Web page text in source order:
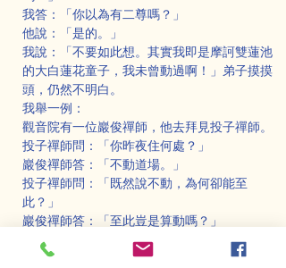
我答：「你以為有二尊嗎？」
他說：「是的。」
我說：「不要如此想。其實我即是摩訶雙蓮池
的大白蓮花童子，我未曾動過啊！」弟子摸摸
頭，仍然不明白。
我舉一例：
觀音院有一位巖俊禪師，他去拜見投子禪師。
投子禪師問：「你昨夜住何處？」
巖俊禪師答：「不動道場。」
投子禪師問：「既然說不動，為何卻能至
此？」
巖俊禪師答：「至此豈是算動嗎？」
投子禪師說：「原來你是住在不著處。」(不
著處可稱無住)